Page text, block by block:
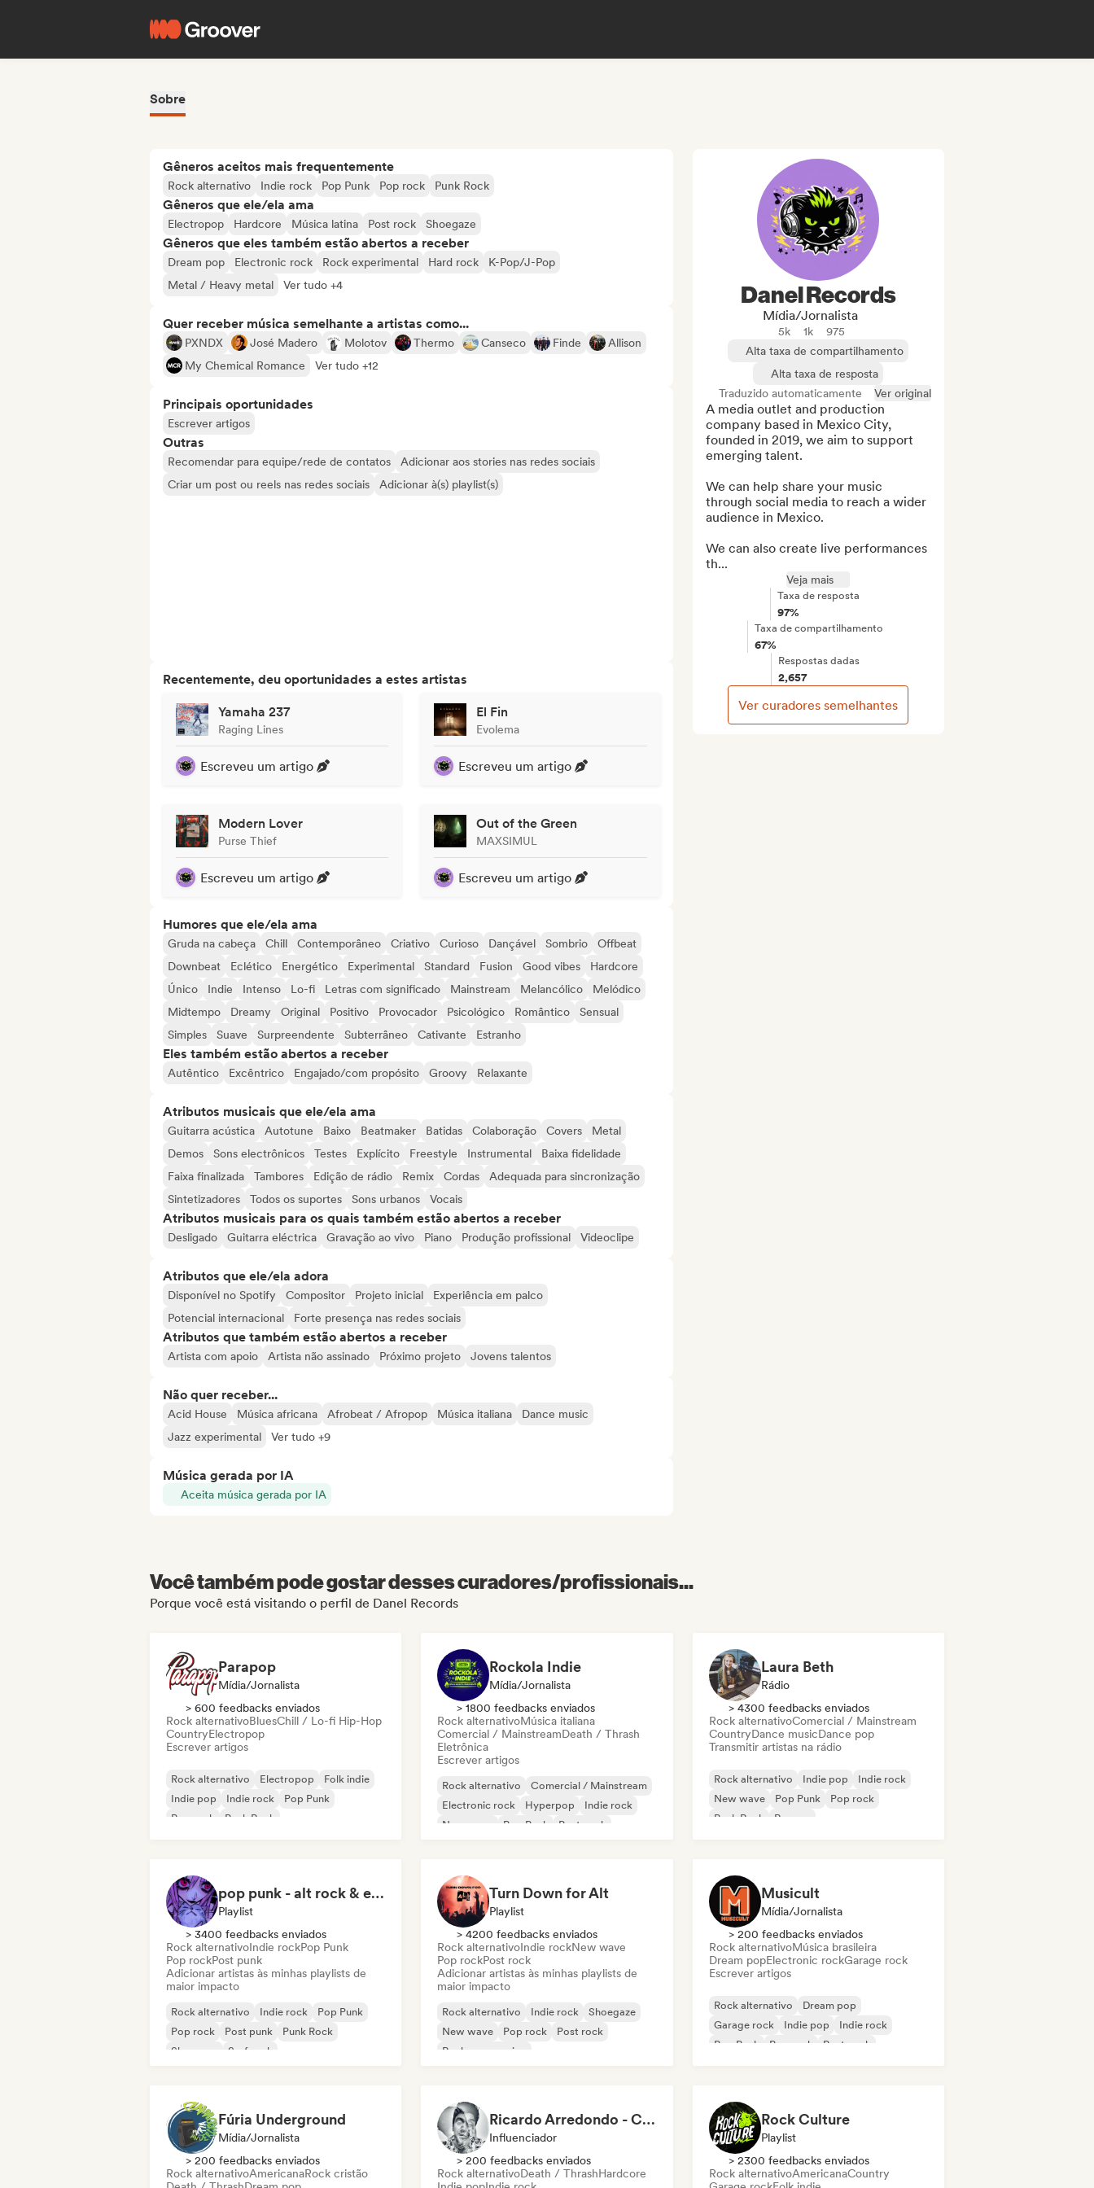
Sobre
Gêneros aceitos mais frequentemente
Rock alternativo Indie rock Pop Punk Pop rock Punk Rock
Gêneros que ele/ela ama
Electropop Hardcore Música latina Post rock Shoegaze
Gêneros que eles também estão abertos a receber
Dream pop Electronic rock Rock experimental Hard rock
K-Pop/J-Pop
Metal / Heavy metal
Ver tudo +4
Quer receber música semelhante a artistas como...
PXNDX José Madero Molotov Thermo Canseco Finde
Allison
My Chemical Romance
Ver tudo +12
Principais oportunidades
Escrever artigos
Outras
Recomendar para equipe/rede de contatos
Adicionar aos stories nas redes sociais
Criar um post ou reels nas redes sociais
Adicionar à(s) playlist(s)
Recentemente, deu oportunidades a estes artistas
Yamaha 237
Raging Lines
Escreveu um artigo
El Fin
Evolema
Escreveu um artigo
Modern Lover
Purse Thief
Escreveu um artigo
Out of the Green
MAXSIMUL
Escreveu um artigo
Humores que ele/ela ama
Gruda na cabeça Chill Contemporâneo Criativo Curioso Dançável Sombrio
Offbeat
Downbeat
Eclético Energético Experimental Standard Fusion Good vibes
Hardcore
Único
Indie Intenso Lo-fi Letras com significado Mainstream Melancólico
Melódico
Midtempo
Dreamy Original Positivo Provocador Psicológico Romântico
Sensual
Simples
Suave Surpreendente Subterrâneo Cativante Estranho
Eles também estão abertos a receber
Autêntico Excêntrico Engajado/com propósito Groovy Relaxante
Atributos musicais que ele/ela ama
Guitarra acústica Autotune Baixo Beatmaker Batidas Colaboração Covers
Metal
Demos
Sons electrônicos Testes Explícito Freestyle Instrumental
Baixa fidelidade
Faixa finalizada
Tambores Edição de rádio Remix Cordas
Adequada para sincronização
Sintetizadores
Todos os suportes Sons urbanos Vocais
Atributos musicais para os quais também estão abertos a receber
Desligado Guitarra eléctrica Gravação ao vivo Piano Produção profissional Videoclipe
Atributos que ele/ela adora
Disponível no Spotify Compositor Projeto inicial
Experiência em palco
Potencial internacional
Forte presença nas redes sociais
Atributos que também estão abertos a receber
Artista com apoio Artista não assinado Próximo projeto Jovens talentos
Não quer receber...
Acid House Música africana Afrobeat / Afropop Música italiana
Dance music
Jazz experimental
Ver tudo +9
Música gerada por IA
Aceita música gerada por IA
Danel Records
Mídia/Jornalista
5k 1k
975
Alta taxa de compartilhamento
Alta taxa de resposta
Traduzido automaticamente
Ver original
A media outlet and production
company based in Mexico City,
founded in 2019, we aim to support
emerging talent.
We can help share your music
through social media to reach a wider
audience in Mexico.
We can also create live performances
th...
Veja mais
Taxa de resposta
97%
Taxa de compartilhamento
67%
Respostas dadas
2,657
Ver curadores semelhantes
Você também pode gostar desses curadores/profissionais...
Porque você está visitando o perfil de Danel Records
Parapop
Mídia/Jornalista
> 600 feedbacks enviados
Rock alternativoBluesChill / Lo-fi Hip-Hop
CountryElectropop
Escrever artigos
Rock alternativo Electropop
Folk indie
Indie pop
Indie rock
Pop Punk
Pop rock
Punk Rock
Rockola Indie
Mídia/Jornalista
> 1800 feedbacks enviados
Rock alternativoMúsica italiana
Comercial / MainstreamDeath / Thrash
Eletrônica
Escrever artigos
Rock alternativo
Comercial / Mainstream
Electronic rock
Hyperpop
Indie rock
New wave
Pop Punk Post punk
Laura Beth
Rádio
> 4300 feedbacks enviados
Rock alternativoComercial / Mainstream
CountryDance musicDance pop
Transmitir artistas na rádio
Rock alternativo Indie pop
Indie rock
New wave
Pop Punk
Pop rock
Punk Rock
Reggae
pop punk - alt rock & emo
Playlist
> 3400 feedbacks enviados
Rock alternativoIndie rockPop Punk
Pop rockPost punk
Adicionar artistas às minhas playlists de
maior impacto
Rock alternativo Indie rock
Pop Punk
Pop rock
Post punk
Punk Rock
Shoegaze
Surf rock
Turn Down for Alt
Playlist
> 4200 feedbacks enviados
Rock alternativoIndie rockNew wave
Pop rockPost rock
Adicionar artistas às minhas playlists de
maior impacto
Rock alternativo Indie rock
Shoegaze
New wave
Pop rock
Post rock
Rock progressivo
Musicult
Mídia/Jornalista
> 200 feedbacks enviados
Rock alternativoMúsica brasileira
Dream popElectronic rockGarage rock
Escrever artigos
Rock alternativo
Dream pop
Garage rock
Indie pop
Indie rock
Pop Punk
Pop rock Post punk
Fúria Underground
Mídia/Jornalista
> 200 feedbacks enviados
Rock alternativoAmericanaRock cristão
Ricardo Arredondo - Content Creator
Influenciador
> 200 feedbacks enviados
Rock alternativoDeath / ThrashHardcore
Rock Culture
Playlist
> 2300 feedbacks enviados
Rock alternativoAmericanaCountry